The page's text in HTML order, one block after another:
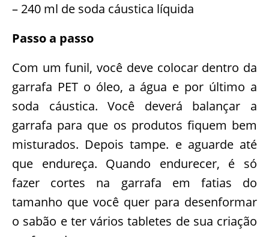
– 240 ml de soda cáustica líquida
Passo a passo
Com um funil, você deve colocar dentro da
garrafa PET o óleo, a água e por último a
soda cáustica. Você deverá balançar a
garrafa para que os produtos fiquem bem
misturados. Depois tampe. e aguarde até
que endureça. Quando endurecer, é só
fazer cortes na garrafa em fatias do
tamanho que você quer para desenformar
o sabão e ter vários tabletes de sua criação